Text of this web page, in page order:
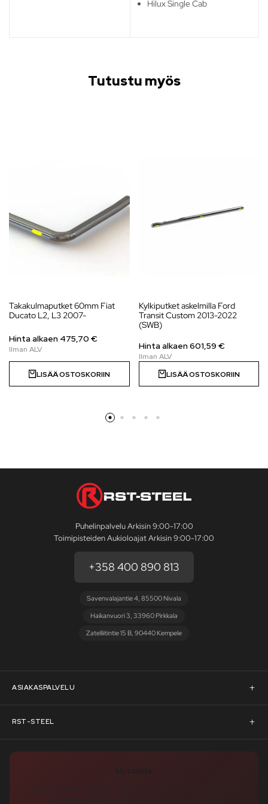
Hilux Single Cab
Tutustu myös
Takakulmaputket 60mm Fiat
Ducato L2, L3 2007-
Hinta alkaen 475,70 €
LISÄÄ OSTOSKORIIN
Kylkiputket askelmilla Ford
Transit Custom 2013-2022
(SWB)
Hinta alkaen601,59 €
LISÄÄ OSTOSKORIIN
Puhelinpalvelu Arkisin 9:00-17:00
Toimipisteiden Aukioloajat Arkisin 9:00-17:00
+358 400 890 813
Savenvalajantie 4, 85500 Nivala
Haikanvuori 3, 33960 Pirkkala
Zatelliitintie 15 B, 90440 Kempele
ASIAKASPALVELU
Asiakaspalvelu
Pyydä tarjous
RST-STEEL
RST-Steelin tarina
Uutiskirje